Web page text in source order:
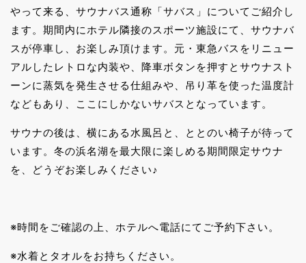
やって来る、サウナバス通称「サバス」についてご紹介し
ます。期間内にホテル隣接のスポーツ施設にて、サウナバ
スが停車し、お楽しみ頂けます。元・東急バスをリニュー
アルしたレトロな内装や、降車ボタンを押すとサウナスト
ーンに蒸気を発生させる仕組みや、吊り革を使った温度計
などもあり、ここにしかないサバスとなっています。
サウナの後は、横にある水風呂と、ととのい椅子が待って
います。冬の浜名湖を最大限に楽しめる期間限定サウナ
を、どうぞお楽しみください♪
※時間をご確認の上、ホテルへ電話にてご予約下さい。
※水着とタオルをお持ちください。